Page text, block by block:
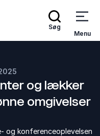
Søg
Menu
og lækker
omgivelser
og konferenceoplevelsen